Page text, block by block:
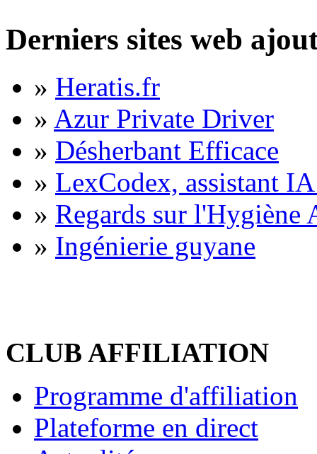
Derniers sites web
» Heratis.fr
» Azur Private Driver
» Désherbant Efficace
» LexCodex, assistant
» Regards sur l'Hygiène
» Ingénierie guyane
CLUB AFFILIATION
Programme d'affiliation
Plateforme en direct